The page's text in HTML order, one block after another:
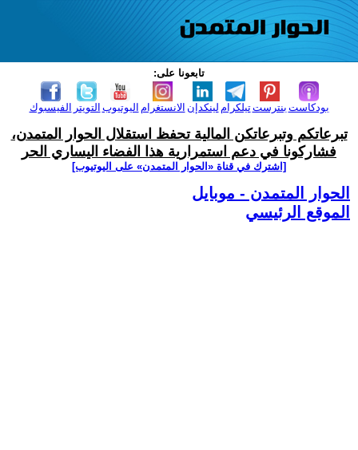
تابعونا على:
الفيسبوك التويتر اليوتيوب الانستغرام لينكدإن تيلكرامبنترست بودكاست
تبرعاتكم وتبرعاتكن المالية تحفظ استقلال الحوار المتمدن،
فشاركونا في دعم استمرارية هذا الفضاء اليساري الحر
[اشترك في قناة ‫«الحوار المتمدن» على اليوتيوب]
الحوار المتمدن - موبايل
الموقع الرئيسي